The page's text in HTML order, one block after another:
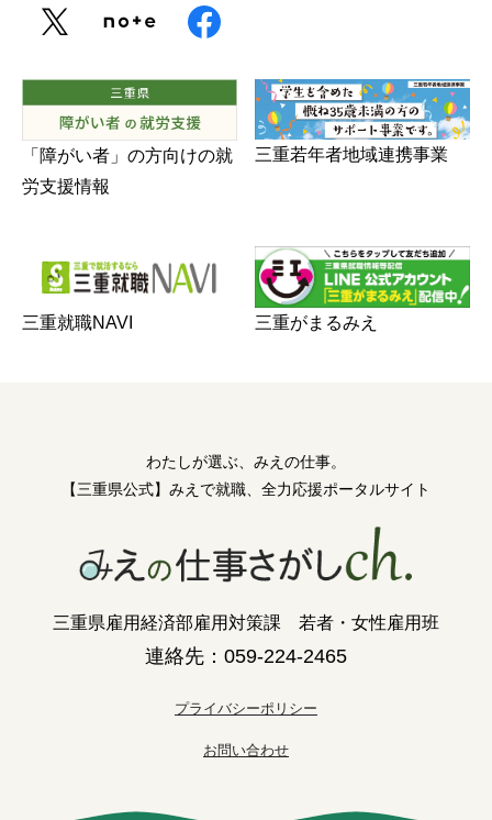
「障がい者」の方向けの就
労支援情報
三重若年者地域連携事業
三重就職NAVI 三重がまるみえ
わたしが選ぶ、みえの仕事。
【三重県公式】みえで就職、全力応援ポータルサイト
三重県雇用経済部雇用対策課 若者・女性雇用班
連絡先：059-224-2465
プライバシーポリシー
お問い合わせ